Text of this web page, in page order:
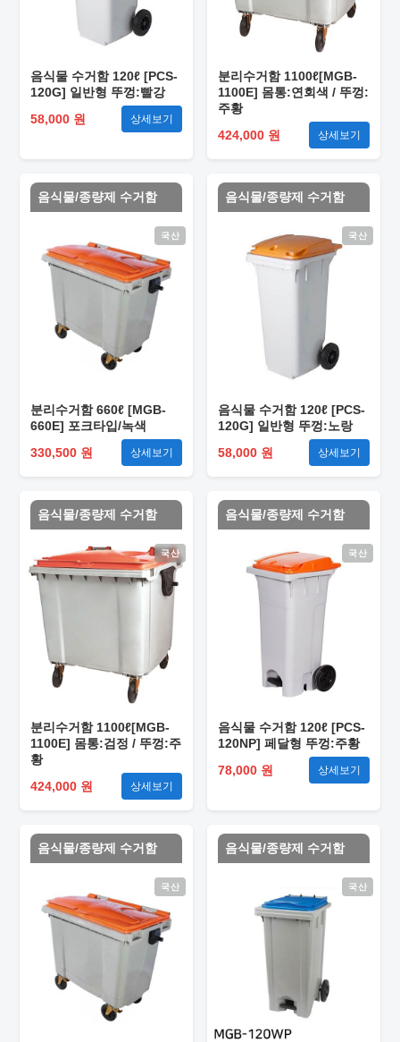
음식물 수거함 120ℓ [PCS-
120G] 일반형 뚜껑:빨강
58,000 원
상세보기
분리수거함 1100ℓ[MGB-
1100E] 몸통:연회색 / 뚜껑:
주황
424,000 원
상세보기
음식물/종량제 수거함
국산
분리수거함 660ℓ [MGB-
660E] 포크타입/녹색
330,500 원
상세보기
음식물/종량제 수거함
국산
음식물 수거함 120ℓ [PCS-
120G] 일반형 뚜껑:노랑
58,000 원
상세보기
음식물/종량제 수거함
국산
분리수거함 1100ℓ[MGB-
1100E] 몸통:검정 / 뚜껑:주
황
424,000 원
상세보기
음식물/종량제 수거함
국산
음식물 수거함 120ℓ [PCS-
120NP] 페달형 뚜껑:주황
78,000 원
상세보기
음식물/종량제 수거함
국산
음식물/종량제 수거함
국산